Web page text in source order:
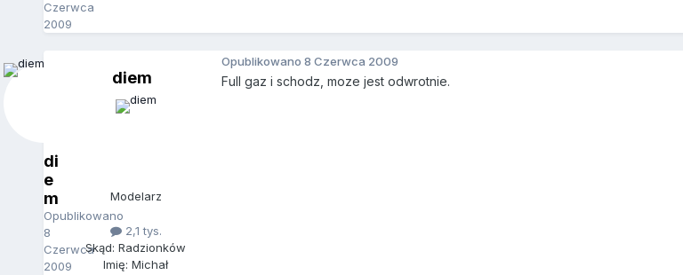
Czerwca
2009
di
e
m
Opublikowano
8
Czerwca
2009
diem
Modelarz
2,1 tys.
Skąd: Radzionków
Imię: Michał
Opublikowano 8 Czerwca 2009
Full gaz i schodz, moze jest odwrotnie.